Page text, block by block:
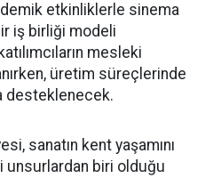
etkinliklerle sinema
iş birliği modeli
mesleki
üretim süreçlerinde
desteklenecek.
sanatın kent yaşamını
unsurlardan biri olduğu